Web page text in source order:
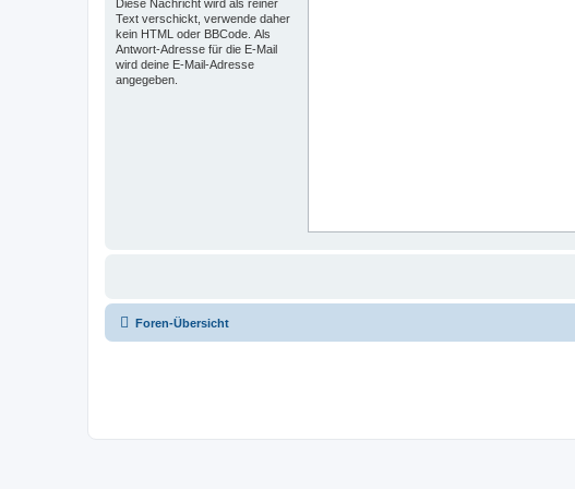
Diese Nachricht wird als reiner
Text verschickt, verwende daher
kein HTML oder BBCode. Als
Antwort-Adresse für die E-Mail
wird deine E-Mail-Adresse
angegeben.
Foren-Übersicht